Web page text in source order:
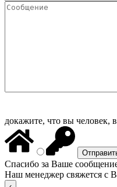
докажите, что вы человек,
Спасибо за Ваше
Наш менеджер свяжется с